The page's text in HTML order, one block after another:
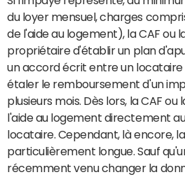
du loyer mensuel, charges
de l'aide au logement), la CAF ou
propriétaire d'établir un plan
un accord écrit entre un
étaler le remboursement d'un
plusieurs mois. Dès lors, la CAF
l'aide au logement directement
locataire. Cependant, là encore,
particulièrement longue. Sauf
récemment venu changer la